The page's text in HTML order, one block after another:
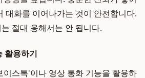
대화를 이어나가는 것이 안전합니다.
절대 응해서는 안 됩니다.
활용하기
스톡'이나 영상 통화 기능을 활용하